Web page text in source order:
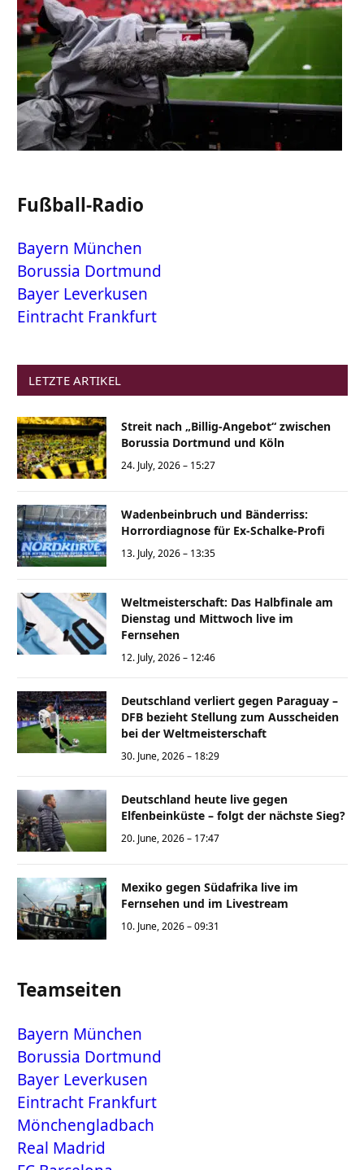
Fußball-Radio
Bayern München
Borussia Dortmund
Bayer Leverkusen
Eintracht Frankfurt
LETZTE ARTIKEL
Streit nach „Billig-Angebot“ zwischen
Borussia Dortmund und Köln
24. July, 2026 – 15:27
Wadenbeinbruch und Bänderriss:
Horrordiagnose für Ex-Schalke-Profi
13. July, 2026 – 13:35
Weltmeisterschaft: Das Halbfinale am
Dienstag und Mittwoch live im
Fernsehen
12. July, 2026 – 12:46
Deutschland verliert gegen Paraguay –
DFB bezieht Stellung zum Ausscheiden
bei der Weltmeisterschaft
30. June, 2026 – 18:29
Deutschland heute live gegen
Elfenbeinküste – folgt der nächste Sieg?
20. June, 2026 – 17:47
Mexiko gegen Südafrika live im
Fernsehen und im Livestream
10. June, 2026 – 09:31
Teamseiten
Bayern München
Borussia Dortmund
Bayer Leverkusen
Eintracht Frankfurt
Mönchengladbach
Real Madrid